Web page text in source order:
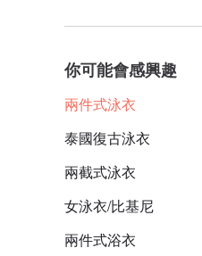
你可能會感興趣
兩件式泳衣
泰國復古泳衣
兩截式泳衣
女泳衣/比基尼
兩件式浴衣